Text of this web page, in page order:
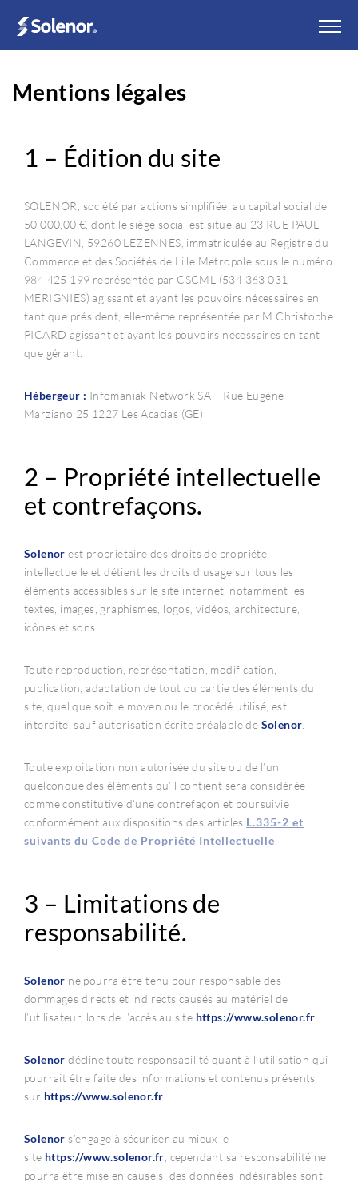
Mentions légales
1 – Édition du site
SOLENOR, société par actions simplifiée, au capital social de
50 000,00 €, dont le siège social est situé au 23 RUE PAUL
LANGEVIN, 59260 LEZENNES, immatriculée au Registre du
Commerce et des Sociétés de Lille Metropole sous le numéro
984 425 199 représentée par CSCML (534 363 031
MERIGNIES) agissant et ayant les pouvoirs nécessaires en
tant que président, elle-même représentée par M Christophe
PICARD agissant et ayant les pouvoirs nécessaires en tant
que gérant.
Hébergeur : Infomaniak Network SA – Rue Eugène
Marziano 25 1227 Les Acacias (GE)
2 – Propriété intellectuelle
et contrefaçons.
Solenor est propriétaire des droits de propriété
intellectuelle et détient les droits d’usage sur tous les
éléments accessibles sur le site internet, notamment les
textes, images, graphismes, logos, vidéos, architecture,
icônes et sons.
Toute reproduction, représentation, modification,
publication, adaptation de tout ou partie des éléments du
site, quel que soit le moyen ou le procédé utilisé, est
interdite, sauf autorisation écrite préalable de Solenor
Toute exploitation non autorisée du site ou de l’un
quelconque des éléments qu’il contient sera considérée
comme constitutive d’une contrefaçon et poursuivie
conformément aux dispositions des articles L.335-2 et
suivants du Code de Propriété Intellectuelle
3 – Limitations de
responsabilité.
Solenor ne pourra être tenu pour responsable des
dommages directs et indirects causés au matériel de
l’utilisateur, lors de l’accès au site https://www.solenor.fr
Solenor décline toute responsabilité quant à l’utilisation qui
pourrait être faite des informations et contenus présents
sur https://www.solenor.fr
Solenor s’engage à sécuriser au mieux le
site https://www.solenor.fr , cependant sa responsabilité ne
pourra être mise en cause si des données indésirables sont